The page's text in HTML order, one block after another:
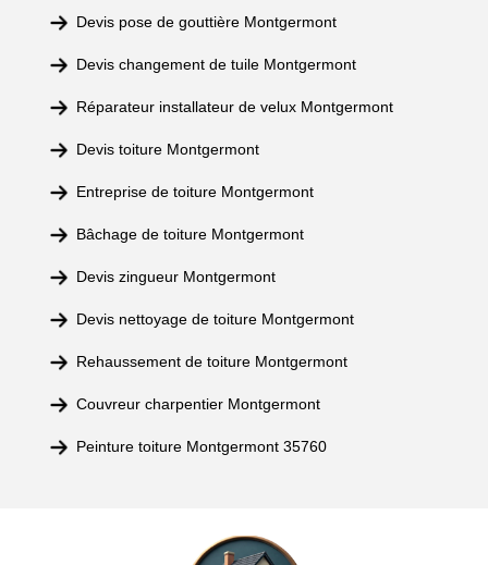
Devis pose de gouttière Montgermont
Devis changement de tuile Montgermont
Réparateur installateur de velux Montgermont
Devis toiture Montgermont
Entreprise de toiture Montgermont
Bâchage de toiture Montgermont
Devis zingueur Montgermont
Devis nettoyage de toiture Montgermont
Rehaussement de toiture Montgermont
Couvreur charpentier Montgermont
Peinture toiture Montgermont 35760